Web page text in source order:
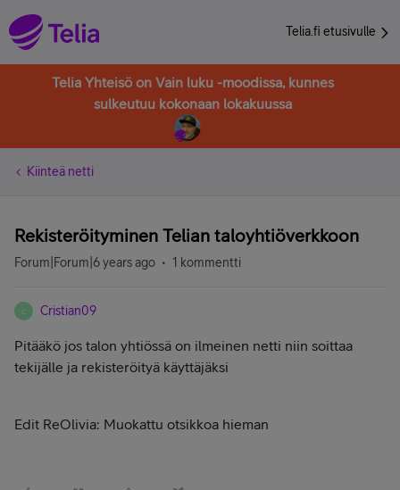
Telia.fi etusivulle
Telia Yhteisö on Vain luku -moodissa, kunnes
sulkeutuu kokonaan lokakuussa
Kiinteä netti
Rekisteröityminen Telian taloyhtiöverkkoon
Forum|Forum|6 years ago 1 kommentti
C Cristian09
Pitääkö jos talon yhtiössä on ilmeinen netti niin soittaa
tekijälle ja rekisteröityä käyttäjäksi
Edit ReOlivia: Muokattu otsikkoa hieman